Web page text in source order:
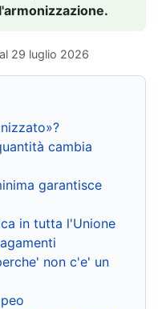
29 luglio 2026
cambia
garantisce
in tutta l'Unione
non c'e' un